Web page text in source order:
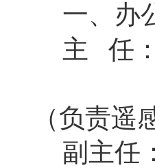
一、办
主
任
（负责遥
副主任